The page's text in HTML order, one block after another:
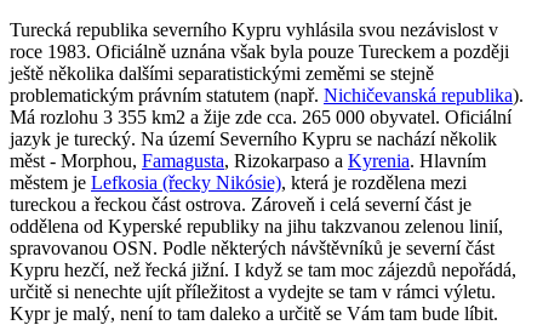
Turecká republika severního Kypru vyhlásila svou nezávislost v
roce 1983. Oficiálně uznána však byla pouze Tureckem a později
ještě několika dalšími separatistickými zeměmi se stejně
problematickým právním statutem (např. Nichičevanská republika).
Má rozlohu 3 355 km2 a žije zde cca. 265 000 obyvatel. Oficiální
jazyk je turecký. Na území Severního Kypru se nachází několik
měst - Morphou, Famagusta, Rizokarpaso a Kyrenia. Hlavním
městem je Lefkosia (řecky Nikósie), která je rozdělena mezi
tureckou a řeckou část ostrova. Zároveň i celá severní část je
oddělena od Kyperské republiky na jihu takzvanou zelenou linií,
spravovanou OSN. Podle některých návštěvníků je severní část
Kypru hezčí, než řecká jižní. I když se tam moc zájezdů nepořádá,
určitě si nenechte ujít příležitost a vydejte se tam v rámci výletu.
Kypr je malý, není to tam daleko a určitě se Vám tam bude líbit.